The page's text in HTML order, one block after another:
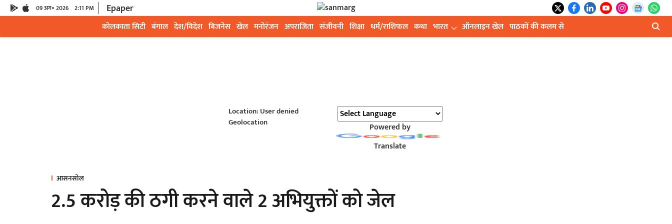
09 अग॰ 2026 2:11 PM Epaper
कोलकाता सिटी बंगाल देश/विदेश बिजनेस खेल मनोरंजन अपराजिता संजीवनी शिक्षा धर्म/राशिफल कथा भारत ऑनलाइन खेल पाठकों की कलम से
Location: User denied
Geolocation
Powered by
Translate
आसनसोल
2.5 करोड़ की ठगी करने वाले 2 अभियुक्तों को जेल